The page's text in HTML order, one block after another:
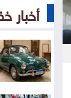
المخيمات
أخبار